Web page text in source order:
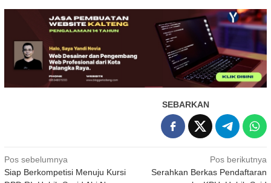
SEBARKAN
Navigasi
pos
Pos sebelumnya
Siap Berkompetisi Menuju Kursi
Pos berikutnya
Serahkan Berkas Pendaftaran